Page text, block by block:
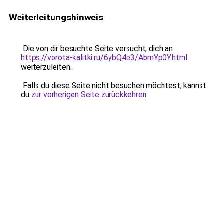
Weiterleitungshinweis
Die von dir besuchte Seite versucht, dich an
https://vorota-kalitki.ru/6ybQ4e3/AbmYp0Y.html
weiterzuleiten.
Falls du diese Seite nicht besuchen möchtest, kannst
du zur vorherigen Seite zurückkehren.